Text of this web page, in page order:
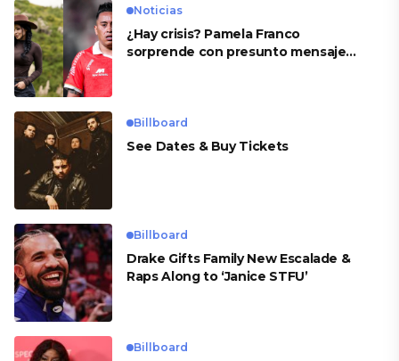
Noticias
¿Hay crisis? Pamela Franco
sorprende con presunto mensaje
Billboard
See Dates & Buy Tickets
Billboard
Drake Gifts Family New Escalade &
Raps Along to ‘Janice STFU’
Billboard